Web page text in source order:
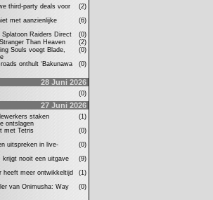
third-party deals voor
(2)
met aanzienlijke
(6)
Splatoon Raiders Direct
(0)
Than Heaven
(2)
Souls voegt Blade,
(0)
onthult ‘Bakunawa
(0)
28 Juni 2026
(0)
27 Juni 2026
staken
ontslagen
(1)
met Tetris
(0)
uitspreken in live-
(0)
krijgt nooit een uitgave
(9)
heeft meer ontwikkeltijd
(1)
van Onimusha: Way
(0)